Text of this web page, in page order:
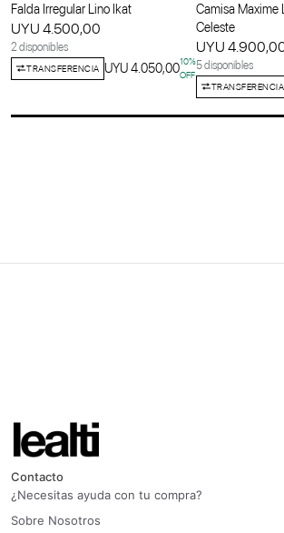
Falda Irregular Lino Ikat
UYU 4.500,00
2 disponibles
TRANSFERENCIA UYU 4.050,0010%
OFF
Camisa Maxime
Celeste
UYU
5 disponibles
TRANSFERENCIA
Contacto
¿Necesitas ayuda con tu compra?
Sobre Nosotros